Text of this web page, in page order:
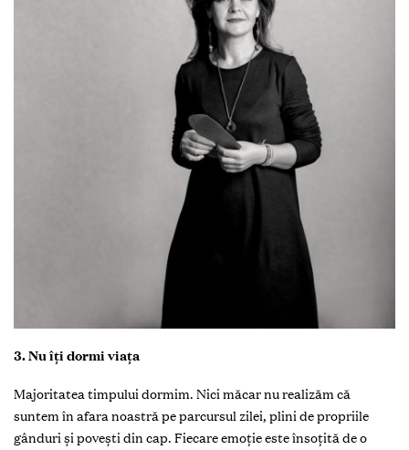
3. Nu îţi dormi viaţa
Majoritatea timpului dormim. Nici măcar nu realizăm că
suntem în afara noastră pe parcursul zilei, plini de propriile
gânduri și povești din cap. Fiecare emoţie este însoţită de o